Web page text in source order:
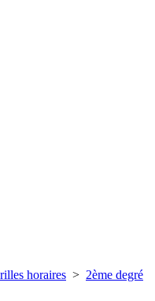
horaires > 2ème degré